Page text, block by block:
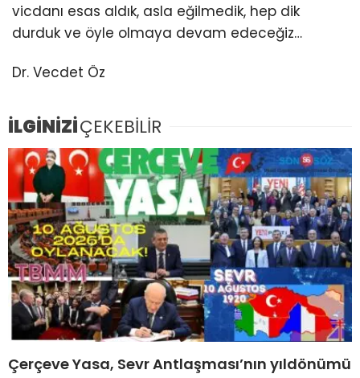
vicdanı esas aldık, asla eğilmedik, hep dik
durduk ve öyle olmaya devam edeceğiz…
Dr. Vecdet Öz
İLGİNİZİÇEKEBİLİR
Çerçeve Yasa, Sevr Antlaşması’nın yıldönümü